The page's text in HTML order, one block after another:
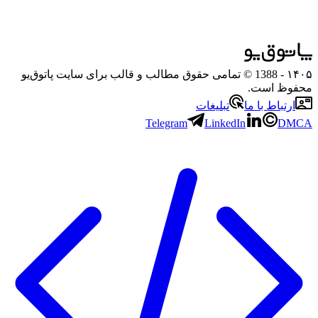
۱۴۰۵
- 1388 © تمامی حقوق مطالب و قالب برای سایت پاتوق‌یو
محفوظ است.
ارتباط با ما
تبلیغات
Telegram
LinkedIn DMCA